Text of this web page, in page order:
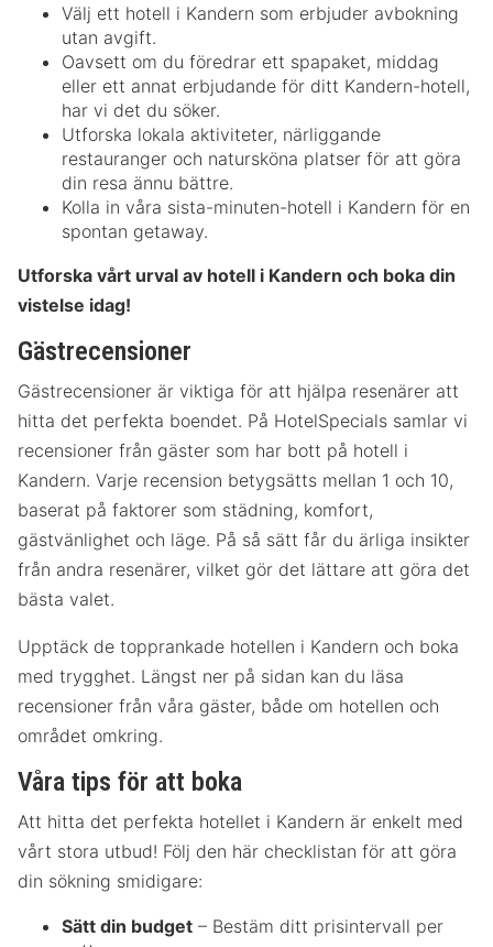
Välj ett hotell i Kandern som erbjuder avbokning
utan avgift.
Oavsett om du föredrar ett spapaket, middag
eller ett annat erbjudande för ditt Kandern-hotell,
har vi det du söker.
Utforska lokala aktiviteter, närliggande
restauranger och natursköna platser för att göra
din resa ännu bättre.
Kolla in våra sista-minuten-hotell i Kandern för en
spontan getaway.
Utforska vårt urval av hotell i Kandern och boka din
vistelse idag!
Gästrecensioner
Gästrecensioner är viktiga för att hjälpa resenärer att
hitta det perfekta boendet. På HotelSpecials samlar vi
recensioner från gäster som har bott på hotell i
Kandern. Varje recension betygsätts mellan 1 och 10,
baserat på faktorer som städning, komfort,
gästvänlighet och läge. På så sätt får du ärliga insikter
från andra resenärer, vilket gör det lättare att göra det
bästa valet.
Upptäck de topprankade hotellen i Kandern och boka
med trygghet. Längst ner på sidan kan du läsa
recensioner från våra gäster, både om hotellen och
området omkring.
Våra tips för att boka
Att hitta det perfekta hotellet i Kandern är enkelt med
vårt stora utbud! Följ den här checklistan för att göra
din sökning smidigare:
Sätt din budget – Bestäm ditt prisintervall per